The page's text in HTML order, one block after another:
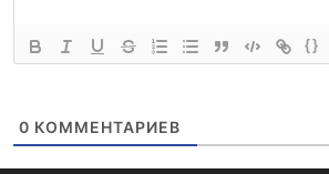
{}
0 КОММЕНТАРИЕВ